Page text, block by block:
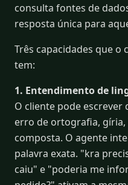
consulta fontes de
resposta única para
Três capacidades que
tem:
1. Entendimento de
O cliente pode
erro de ortografia,
composta. O agente
palavra exata. "kra
caiu" e "poderia me